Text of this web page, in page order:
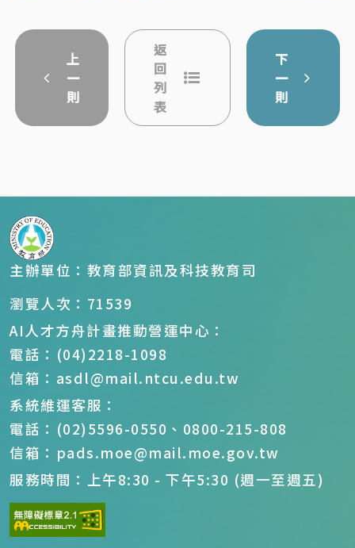
上
一
則
返
回
列
表
下
一
則
主辦單位：教育部資訊及科技教育司
瀏覽人次：71539
AI人才方舟計畫推動營運中心：
電話：(04)2218-1098
信箱：asdl@mail.ntcu.edu.tw
系統維運客服：
電話：(02)5596-0550、0800-215-808
信箱：pads.moe@mail.moe.gov.tw
服務時間：上午8:30 - 下午5:30 (週一至週五)